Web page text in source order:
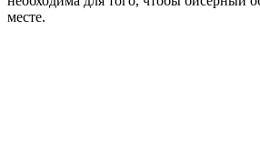
месте.